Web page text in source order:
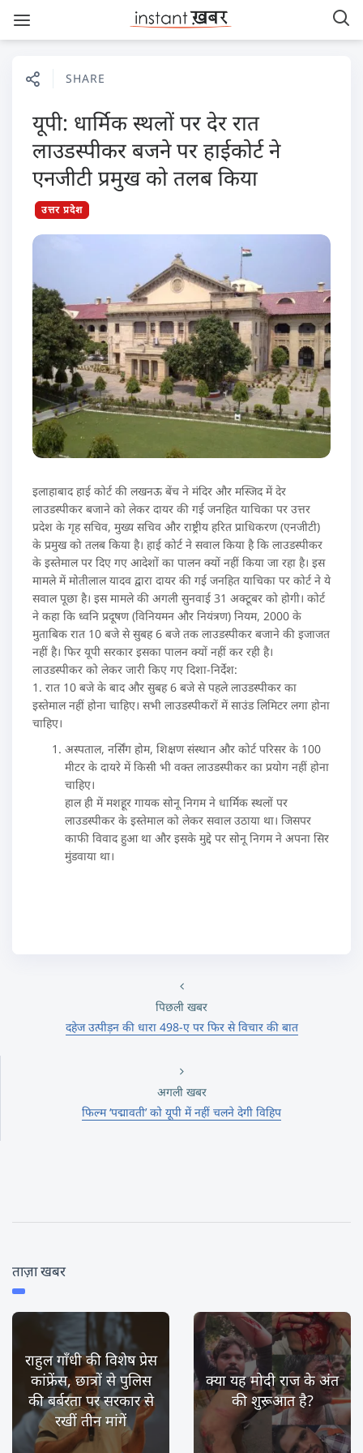
SHARE
यूपी: धार्मिक स्थलों पर देर रात
लाउडस्पीकर बजने पर हाईकोर्ट ने
एनजीटी प्रमुख को तलब किया
उत्तर प्रदेश
इलाहाबाद हाई कोर्ट की लखनऊ बेंच ने मंदिर और मस्जिद में देर
लाउडस्पीकर बजाने को लेकर दायर की गई जनहित याचिका पर उत्तर
प्रदेश के गृह सचिव, मुख्य सचिव और राष्ट्रीय हरित प्राधिकरण (एनजीटी)
के प्रमुख को तलब किया है। हाई कोर्ट ने सवाल किया है कि लाउडस्पीकर
के इस्तेमाल पर दिए गए आदेशों का पालन क्यों नहीं किया जा रहा है। इस
मामले में मोतीलाल यादव द्वारा दायर की गई जनहित याचिका पर कोर्ट ने ये
सवाल पूछा है। इस मामले की अगली सुनवाई 31 अक्टूबर को होगी। कोर्ट
ने कहा कि ध्वनि प्रदूषण (विनियमन और नियंत्रण) नियम, 2000 के
मुताबिक रात 10 बजे से सुबह 6 बजे तक लाउडस्पीकर बजाने की इजाजत
नहीं है। फिर यूपी सरकार इसका पालन क्यों नहीं कर रही है।
लाउडस्पीकर को लेकर जारी किए गए दिशा-निर्देश:
1. रात 10 बजे के बाद और सुबह 6 बजे से पहले लाउडस्पीकर का
इस्तेमाल नहीं होना चाहिए। सभी लाउडस्पीकरों में साउंड लिमिटर लगा होना
चाहिए।
अस्पताल, नर्सिंग होम, शिक्षण संस्थान और कोर्ट परिसर के 100
मीटर के दायरे में किसी भी वक्त लाउडस्पीकर का प्रयोग नहीं होना
चाहिए।
हाल ही में मशहूर गायक सोनू निगम ने धार्मिक स्थलों पर
लाउडस्पीकर के इस्तेमाल को लेकर सवाल उठाया था। जिसपर
काफी विवाद हुआ था और इसके मुद्दे पर सोनू निगम ने अपना सिर
मुंडवाया था।
पिछली खबर
दहेज उत्पीड़न की धारा 498-ए पर फिर से विचार की बात
अगली खबर
फिल्म ‘पद्मावती’ को यूपी में नहीं चलने देगी विहिप
ताज़ा खबर
राहुल गाँधी की विशेष प्रेस
कांफ्रेंस, छात्रों से पुलिस
की बर्बरता पर सरकार से
रखीं तीन मांगें
क्या यह मोदी राज के अंत
की शुरूआत है?